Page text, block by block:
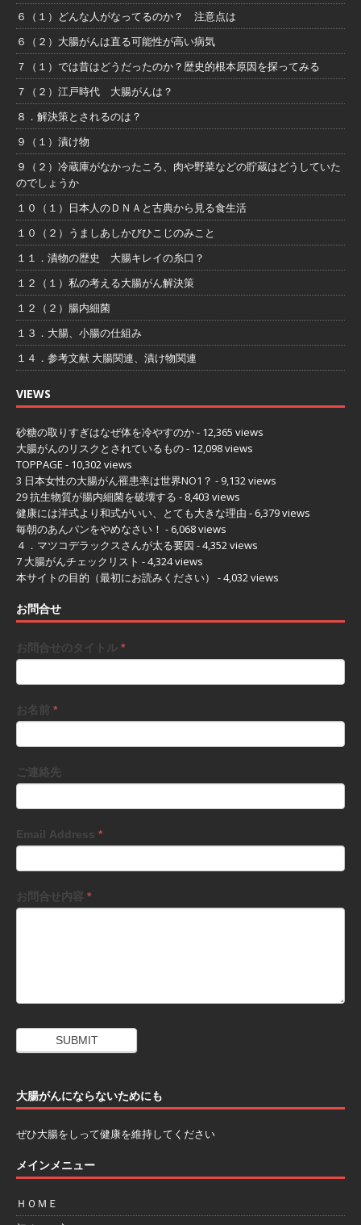
６（１）どんな人がなってるのか？ 注意点は
６（２）大腸がんは直る可能性が高い病気
７（１）では昔はどうだったのか？歴史的根本原因を探ってみる
７（２）江戸時代 大腸がんは？
８．解決策とされるのは？
９（１）漬け物
９（２）冷蔵庫がなかったころ、肉や野菜などの貯蔵はどうしていた
のでしょうか
１０（１）日本人のＤＮＡと古典から見る食生活
１０（２）うましあしかびひこじのみこと
１１．漬物の歴史 大腸キレイの糸口？
１２（１）私の考える大腸がん解決策
１２（２）腸内細菌
１３．大腸、小腸の仕組み
１４．参考文献 大腸関連、漬け物関連
VIEWS
砂糖の取りすぎはなぜ体を冷やすのか- 12,365 views
大腸がんのリスクとされているもの- 12,098 views
TOPPAGE - 10,302 views
3 日本女性の大腸がん罹患率は世界NO1？ - 9,132 views
29 抗生物質が腸内細菌を破壊する - 8,403 views
健康には洋式より和式がいい、とても大きな理由 - 6,379 views
毎朝のあんパンをやめなさい！ - 6,068 views
４．マツコデラックスさんが太る要因 - 4,352 views
7 大腸がんチェックリスト - 4,324 views
本サイトの目的（最初にお読みください）
- 4,032 views
お問合せ
お問合せのタイトル *
お名前 *
ご連絡先
Email Address *
お問合せ内容 *
大腸がんにならないためにも
ぜひ大腸をしって健康を維持してください
メインメニュー
ＨＯＭＥ